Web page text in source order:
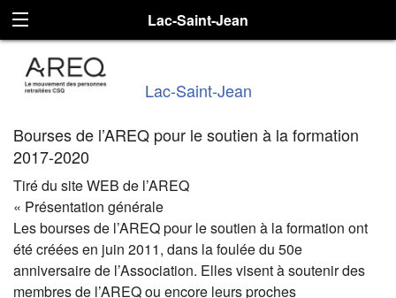
Lac-Saint-Jean
Lac-Saint-Jean
Bourses de l’AREQ pour le soutien à la formation
2017-2020
Tiré du site WEB de l’AREQ
« Présentation générale
Les bourses de l’AREQ pour le soutien à la formation ont
été créées en juin 2011, dans la foulée du 50e
anniversaire de l’Association. Elles visent à soutenir des
membres de l’AREQ ou encore leurs proches